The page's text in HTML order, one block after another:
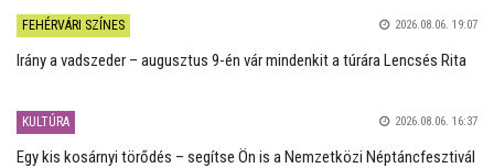
FEHÉRVÁRI SZÍNES 2026.08.06. 19:07
Irány a vadszeder – augusztus 9-én vár mindenkit a túrára Lencsés Rita
KULTÚRA 2026.08.06. 16:37
Egy kis kosárnyi törődés – segítse Ön is a Nemzetközi Néptáncfesztivál